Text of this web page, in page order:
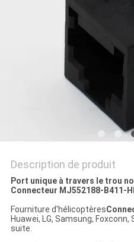
POLITIQUE
MATIÈRE
LA
VIE
PRIVÉE
Description de produit
Port unique à travers le trou
Connecteur MJ552188-B411-
Fourniture d'hélicoptères
Huawei, LG, Samsung,
suite.